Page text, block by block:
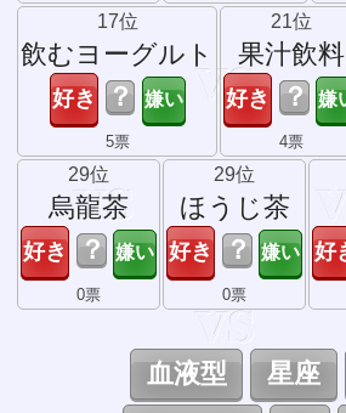
17位
飲むヨーグルト
？
5票
21位
果汁飲料
？
4票
29位
烏龍茶
？
0票
29位
ほうじ茶
？
0票
血液型
星座